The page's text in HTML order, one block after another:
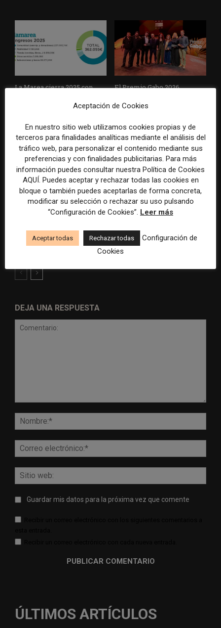
La Marea cierra 2025 con
cooperativa pierde 38.542
El Premio Gabo 2026
Brasil, España y El Salvador
la violencia
Radio Televisión Madrid
establece un sistema de
control para el uso de la
inteligencia artificial
especial para la mejor
cobertura periodística del
Mundial 2026
DEJA UNA RESPUESTA
Guardar mis datos para la próxima vez que comente
ÚLTIMOS ARTÍCULOS
Aceptación de Cookies
En nuestro sitio web utilizamos cookies propias y de
terceros para finalidades analíticas mediante el análisis del
tráfico web, para personalizar el contenido mediante sus
preferencias y con finalidades publicitarias. Para más
información puedes consultar nuestra Política de Cookies
AQUÍ. Puedes aceptar y rechazar todas las cookies en
bloque o también puedes aceptarlas de forma concreta,
modificar su selección o rechazar su uso pulsando
“Configuración de Cookies”. Leer más
Aceptar todas Rechazar todas
Configuración de
Cookies